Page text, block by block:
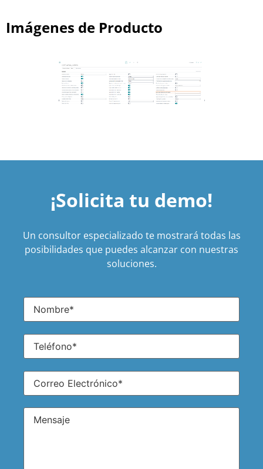
Imágenes de Producto
¡Solicita tu demo!
Un consultor especializado te mostrará todas las
posibilidades que puedes alcanzar con nuestras
soluciones.